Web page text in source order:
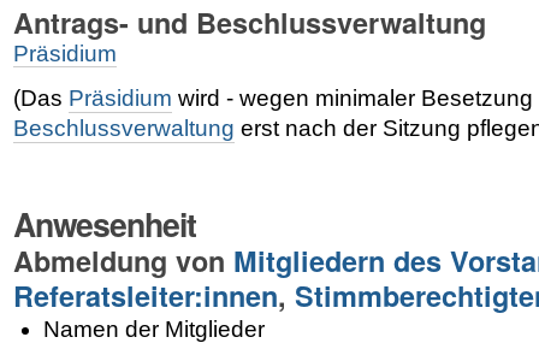
Antrags- und Beschlussverwaltung
Präsidium
(Das Präsidium wird - wegen minimaler
Beschlussverwaltung erst nach der Sitzung
Anwesenheit
Abmeldung von Mitgliedern des
Referatsleiter:innen,
Namen der Mitglieder